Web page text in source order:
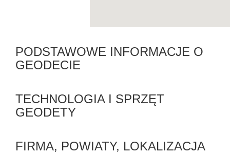
PODSTAWOWE INFORMACJE O
GEODECIE
TECHNOLOGIA I SPRZĘT
GEODETY
FIRMA, POWIATY, LOKALIZACJA